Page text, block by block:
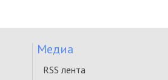
Медиа
RSS лента